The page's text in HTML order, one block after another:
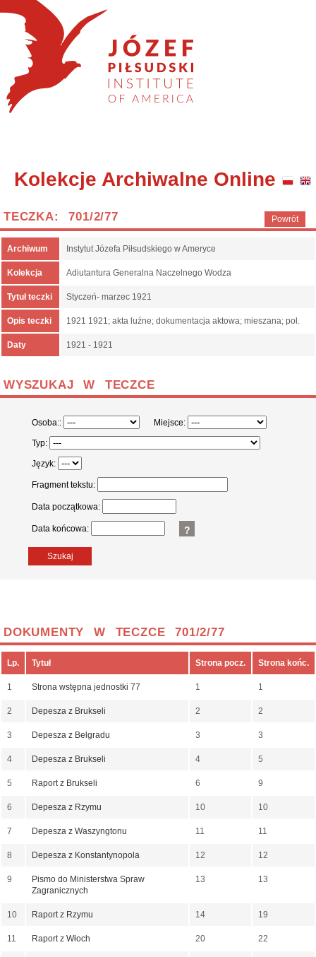
Kolekcje Archiwalne Online
Powrót
TECZKA: 701/2/77
Archiwum Instytut Józefa Piłsudskiego w Ameryce
Kolekcja Adiutantura Generalna Naczelnego Wodza
Tytuł teczki Styczeń- marzec 1921
Opis teczki 1921 1921; akta luźne; dokumentacja aktowa; mieszana; pol.
Daty 1921 - 1921
WYSZUKAJ W TECZCE
Osoba:: Miejsce:
Typ:
Język:
Fragment tekstu:
Data początkowa:
Data końcowa: ?
Szukaj
DOKUMENTY W TECZCE 701/2/77
Lp. Tytuł Strona pocz. Strona końc.
1 Strona wstępna jednostki 77 1 1
2 Depesza z Brukseli 2 2
3 Depesza z Belgradu 3 3
4 Depesza z Brukseli 4 5
5 Raport z Brukseli 6 9
6 Depesza z Rzymu 10 10
7 Depesza z Waszyngtonu 11 11
8 Depesza z Konstantynopola 12 12
9
Pismo do Ministerstwa Spraw
Zagranicznych
13 13
10 Raport z Rzymu 14 19
11 Raport z Włoch 20 22